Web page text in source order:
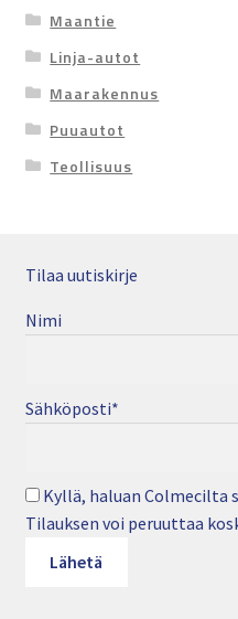
Maantie
Linja-autot
Maarakennus
Puuautot
Teollisuus
Tilaa uutiskirje
Nimi
Sähköposti*
Kyllä, haluan Colmecilta
Tilauksen voi peruuttaa